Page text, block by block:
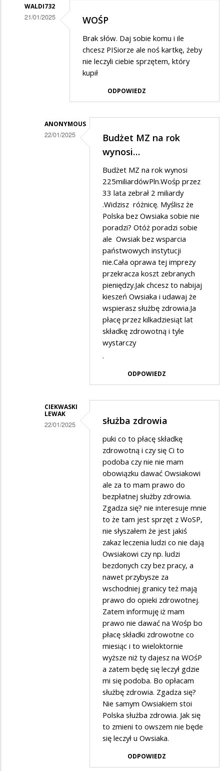
WALDI732
21/01/2025
Wolne
media
WOŚP
Brak słów. Daj sobie komu i ile
chcesz PISiorze ale noś kartkę, żeby
nie leczyli ciebie sprzętem, który
kupił
ODPOWIEDZ
ANONYMOUS
22/01/2025
Budżet MZ na rok
wynosi…
Budżet MZ na rok wynosi
225miliardówPln.Wośp przez
33 lata zebrał 2 miliardy
.Widzisz różnicę. Myślisz że
Polska bez Owsiaka sobie nie
poradzi? Otóż poradzi sobie
ale Owsiak bez wsparcia
państwowych instytucji
nie.Cała oprawa tej imprezy
przekracza koszt zebranych
pieniędzy.Jak chcesz to nabijaj
kieszeń Owsiaka i udawaj że
wspierasz służbę zdrowia.Ja
płacę przez kilkadziesiąt lat
składkę zdrowotną i tyle
wystarczy
.
ODPOWIEDZ
CIEKWASKI
LEWAK
22/01/2025 służba zdrowia
puki co to płacę składkę
zdrowotną i czy się Ci to
podoba czy nie nie mam
obowiązku dawać Owsiakowi
ale za to mam prawo do
bezpłatnej służby zdrowia.
Zgadza się? nie interesuje mnie
to że tam jest sprzęt z WoSP,
nie słyszałem że jest jakiś
zakaz leczenia ludzi co nie dają
Owsiakowi czy np. ludzi
bezdonych czy bez pracy, a
nawet przybysze za
wschodniej granicy też mają
prawo do opieki zdrowotnej.
Zatem informuję iż mam
prawo nie dawać na Wośp bo
płacę składki zdrowotne co
miesiąc i to wieloktornie
wyższe niż ty dajesz na WOśP
a zatem będę się leczył gdzie
mi się podoba. Bo opłacam
służbę zdrowia. Zgadza się?
Nie samym Owsiakiem stoi
Polska służba zdrowia. Jak się
to zmieni to owszem nie będe
się leczył u Owsiaka.
ODPOWIEDZ